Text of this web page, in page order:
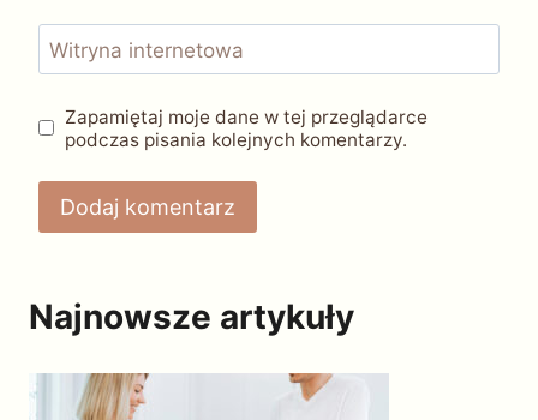
Witryna internetowa
Zapamiętaj moje dane w tej przeglądarce
podczas pisania kolejnych komentarzy.
Najnowsze artykuły